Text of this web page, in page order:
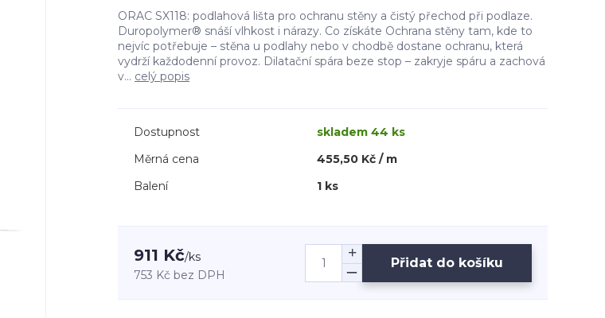
ORAC SX118: podlahová lišta pro ochranu stěny a čistý přechod při podlaze.
Duropolymer® snáší vlhkost i nárazy. Co získáte Ochrana stěny tam, kde to
nejvíc potřebuje – stěna u podlahy nebo v chodbě dostane ochranu, která
vydrží každodenní provoz. Dilatační spára beze stop – zakryje spáru a zachová
v... celý popis
Dostupnost
skladem 44 ks
Měrná cena
455,50 Kč / m
Balení
1 ks
911 Kč/ks
753 Kč bez DPH
Přidat do košíku